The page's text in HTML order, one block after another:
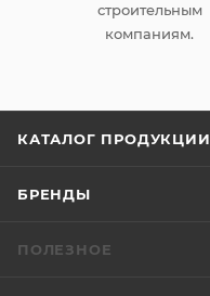
строительным
компаниям.
КАТАЛОГ ПРОДУКЦИИ
БРЕНДЫ
ПОЛЕЗНОЕ